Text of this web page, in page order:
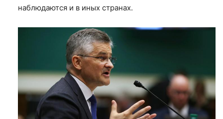
наблюдаются и в иных странах.